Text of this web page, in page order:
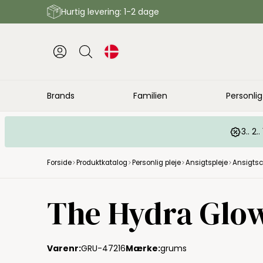
Hurtig levering: 1-2 dage
Brands Familien
3..
Forside Produktkatalog Personlig pleje Ansigtspleje
The Hydra
Varenr:GRU-47216Mærke:grums